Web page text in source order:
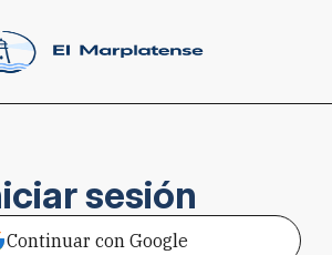
sesión
Continuar con Google